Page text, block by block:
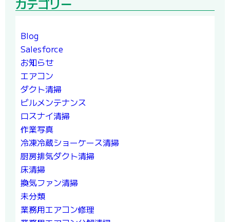
カテゴリー
Blog
Salesforce
お知らせ
エアコン
ダクト清掃
ビルメンテナンス
ロスナイ清掃
作業写真
冷凍冷蔵ショーケース清掃
厨房排気ダクト清掃
床清掃
換気ファン清掃
未分類
業務用エアコン修理